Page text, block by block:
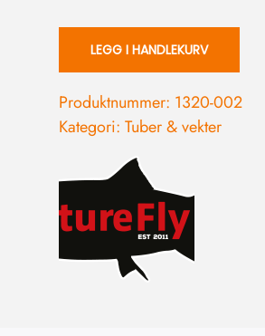
LEGG I HANDLEKURV
Produktnummer: 1320-002
Kategori: Tuber & vekter